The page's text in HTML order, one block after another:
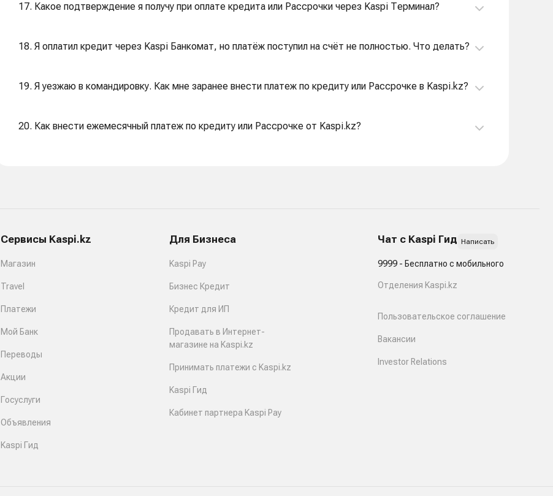
17. Какое подтверждение я получу при оплате кредита или Рассрочки через Kaspi Терминал?
18. Я оплатил кредит через Kaspi Банкомат, но платёж поступил на счёт не полностью. Что делать?
19. Я уезжаю в командировку. Как мне заранее внести платеж по кредиту или Рассрочке в Kaspi.kz?
20. Как внести ежемесячный платеж по кредиту или Рассрочке от Kaspi.kz?
Сервисы Kaspi.kz
Магазин
Travel
Платежи
Мой Банк
Переводы
Акции
Госуслуги
Объявления
Kaspi Гид
Для Бизнеса
Kaspi Pay
Бизнес Кредит
Кредит для ИП
Продавать в Интернет-
магазине на Kaspi.kz
Принимать платежи с Kaspi.kz
Kaspi Гид
Кабинет партнера Kaspi Pay
Чат с Kaspi Гид Написать
9999 - Бесплатно с мобильного
Отделения Kaspi.kz
Пользовательское соглашение
Вакансии
Investor Relations